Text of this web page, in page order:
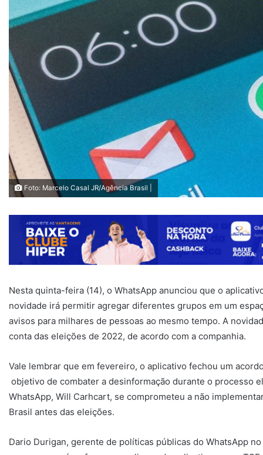
Foto: Marcelo Casal JR/Agência Brasil |
Nesta quinta-feira (14), o WhatsApp anunciou que o
novidade irá permitir agregar diferentes grupos em um
avisos para milhares de pessoas ao mesmo tempo. A
conta das eleições de 2022, de acordo com a companhia.
Vale lembrar que em fevereiro, o aplicativo fechou um
objetivo de combater a desinformação durante o processo
WhatsApp, Will Carhcart, se comprometeu a não
Brasil antes das eleições.
Dario Durigan, gerente de políticas públicas do WhatsApp